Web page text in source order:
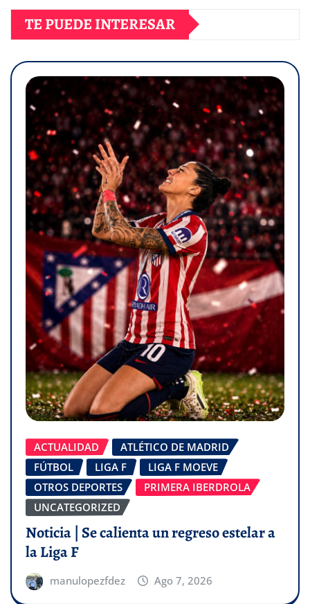
TE PUEDE INTERESAR
ACTUALIDAD
ATLÉTICO DE MADRID
FÚTBOL
LIGA F
LIGA F MOEVE
OTROS DEPORTES
PRIMERA IBERDROLA
UNCATEGORIZED
Noticia | Se calienta un regreso estelar a
la Liga F
manulopezfdez Ago 7, 2026